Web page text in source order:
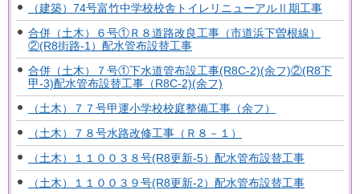
（建築）74号富竹中学校校舎トイレリニューアルⅡ期工事
合併（土木）６号①Ｒ８道路改良工事（市道浜下曽根線）
②(R8街路-1）配水管布設替工事
合併（土木）７号①下水道管布設工事(R8C-2)(余フ)②(R8下
甲-3)配水管布設替工事（R8C-2)(余フ)
（土木）７７号甲運小学校校庭整備工事（余フ）
（土木）７８号水路改修工事（Ｒ８－１）
（土木）１１００３８号(R8更新-5）配水管布設替工事
（土木）１１００３９号(R8更新-2）配水管布設替工事